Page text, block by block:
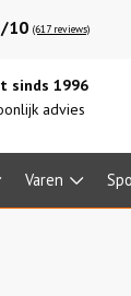
10 (617 reviews)
sinds 1996
advies
Varen